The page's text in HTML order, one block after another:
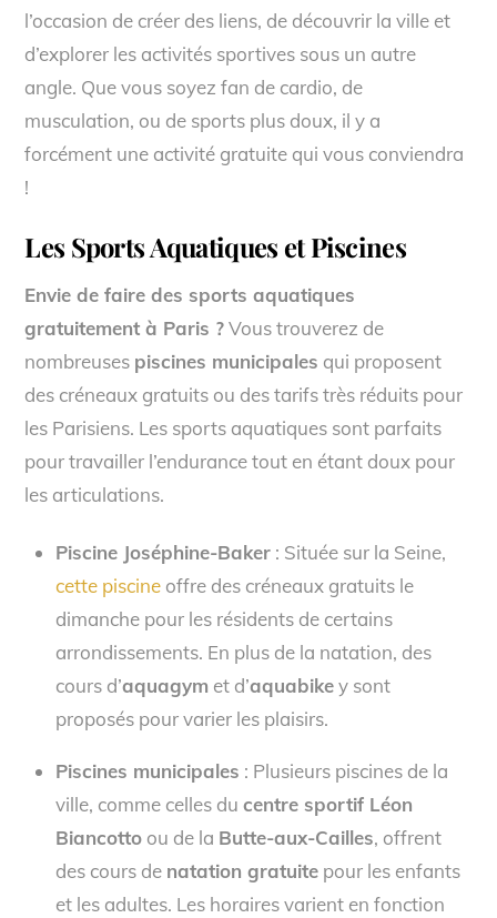
l’occasion de créer des liens, de découvrir la ville et
d’explorer les activités sportives sous un autre
angle. Que vous soyez fan de cardio, de
musculation, ou de sports plus doux, il y a
forcément une activité gratuite qui vous conviendra
!
Les Sports Aquatiques et Piscines
Envie de faire des sports aquatiques
gratuitement à Paris ?Vous trouverez de
nombreuses piscines municipales qui proposent
des créneaux gratuits ou des tarifs très réduits pour
les Parisiens. Les sports aquatiques sont parfaits
pour travailler l’endurance tout en étant doux pour
les articulations.
Piscine Joséphine-Baker: Située sur la Seine,
cette piscineoffre des créneaux gratuits le
dimanche pour les résidents de certains
arrondissements. En plus de la natation, des
cours d’aquagym et d’aquabikey sont
proposés pour varier les plaisirs.
Piscines municipales : Plusieurs piscines de la
ville, comme celles du centre sportif Léon
Biancottoou de la Butte-aux-Cailles, offrent
des cours de natation gratuitepour les enfants
et les adultes. Les horaires varient en fonction